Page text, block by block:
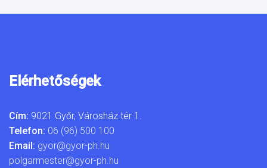
Elérhetőségek
Cím: 9021 Győr, Városház tér 1.
Telefon: 06 (96) 500 100
Email: gyor@gyor-ph.hu
polgarmester@gyor-ph.hu